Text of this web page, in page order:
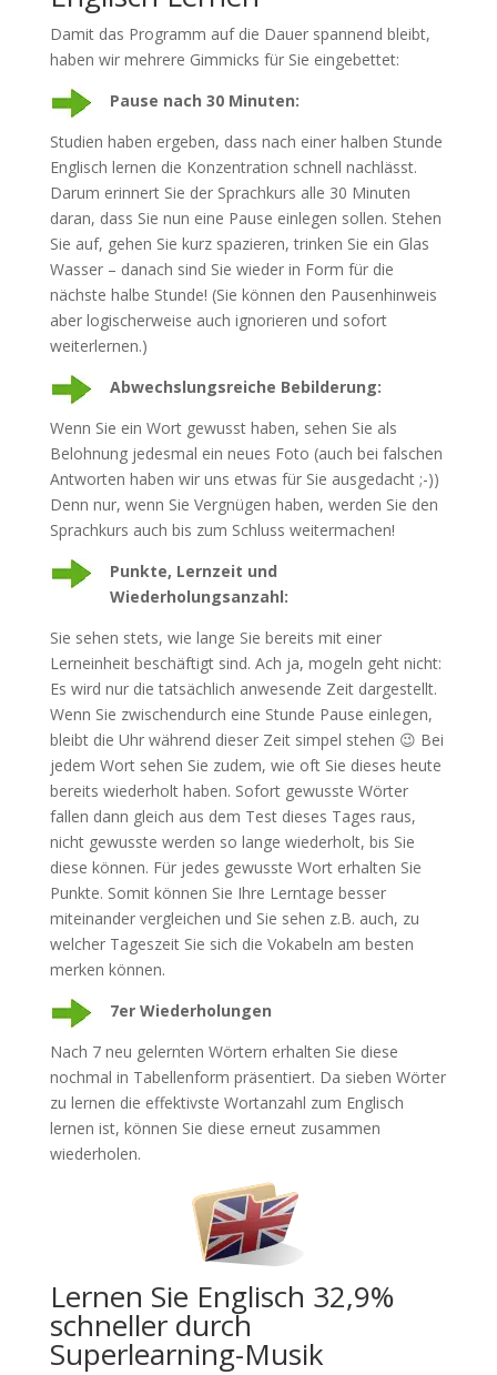
Damit das Programm auf die Dauer spannend bleibt,
haben wir mehrere Gimmicks für Sie eingebettet:
Pause nach 30 Minuten:
Studien haben ergeben, dass nach einer halben Stunde
Englisch lernen die Konzentration schnell nachlässt.
Darum erinnert Sie der Sprachkurs alle 30 Minuten
daran, dass Sie nun eine Pause einlegen sollen. Stehen
Sie auf, gehen Sie kurz spazieren, trinken Sie ein Glas
Wasser – danach sind Sie wieder in Form für die
nächste halbe Stunde! (Sie können den Pausenhinweis
aber logischerweise auch ignorieren und sofort
weiterlernen.)
Abwechslungsreiche Bebilderung:
Wenn Sie ein Wort gewusst haben, sehen Sie als
Belohnung jedesmal ein neues Foto (auch bei falschen
Antworten haben wir uns etwas für Sie ausgedacht ;-))
Denn nur, wenn Sie Vergnügen haben, werden Sie den
Sprachkurs auch bis zum Schluss weitermachen!
Punkte, Lernzeit und
Wiederholungsanzahl:
Sie sehen stets, wie lange Sie bereits mit einer
Lerneinheit beschäftigt sind. Ach ja, mogeln geht nicht:
Es wird nur die tatsächlich anwesende Zeit dargestellt.
Wenn Sie zwischendurch eine Stunde Pause einlegen,
bleibt die Uhr während dieser Zeit simpel stehen 😉 Bei
jedem Wort sehen Sie zudem, wie oft Sie dieses heute
bereits wiederholt haben. Sofort gewusste Wörter
fallen dann gleich aus dem Test dieses Tages raus,
nicht gewusste werden so lange wiederholt, bis Sie
diese können. Für jedes gewusste Wort erhalten Sie
Punkte. Somit können Sie Ihre Lerntage besser
miteinander vergleichen und Sie sehen z.B. auch, zu
welcher Tageszeit Sie sich die Vokabeln am besten
merken können.
7er Wiederholungen
Nach 7 neu gelernten Wörtern erhalten Sie diese
nochmal in Tabellenform präsentiert. Da sieben Wörter
zu lernen die effektivste Wortanzahl zum Englisch
lernen ist, können Sie diese erneut zusammen
wiederholen.
Lernen Sie Englisch 32,9%
schneller durch
Superlearning-Musik